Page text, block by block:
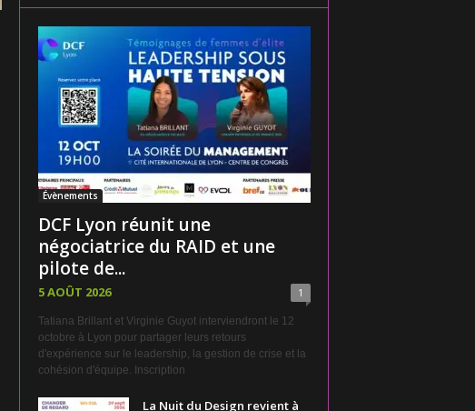
Évènements
DCF Lyon réunit une
négociatrice du RAID et une
pilote de...
5 AOÛT 2026 1
Tatiana Brillant et Virginie Guyot interviendront le 12
octobre à Lyon pour partager leurs retours
d'expérience sur le leadership, la gestion de crise et la
cohésion d'équipe. Inscription
La Nuit du Design revient à